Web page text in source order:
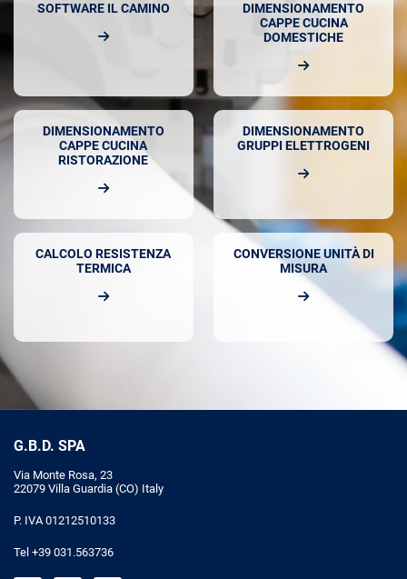
SOFTWARE IL CAMINO
DIMENSIONAMENTO
CAPPE CUCINA
DOMESTICHE
DIMENSIONAMENTO
CAPPE CUCINA
RISTORAZIONE
DIMENSIONAMENTO
GRUPPI ELETTROGENI
CALCOLO RESISTENZA
TERMICA
CONVERSIONE UNITÀ DI
MISURA
G.B.D. SPA
Via Monte Rosa, 23
22079 Villa Guardia (CO) Italy
P. IVA 01212510133
Tel +39 031.563736